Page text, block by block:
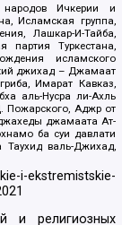
Ичкерии и
Исламская группа,
Лашкар-И-Тайба,
Туркестана,
исламского
джихад – Джамаат
Имарат Кавказ,
аль-Нусра ли-Ахль
Аджр от
джамаата Ат-
ба суи давлати
Таухид валь-Джихад,
i-ekstremistskie-
и религиозных